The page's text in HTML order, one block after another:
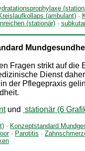
(ambulant) ·
(stationär) ·
Fragen strikt auf die
Dienst
der Pflegepraxis
und stationär (6
· Konzeptstandard
· Parotitis ·